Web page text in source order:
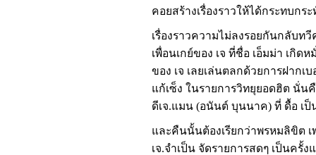
คอยสร้างเรื่องราวให้ได้กระทบกร
เรื่องราวความไม่ลงรอยกันกลับท
เพื่อนเกย์ของ เจ ที่ชื่อ เอ็มม่า เกิด
ของ เจ เลยเล่นตลกด้วยการฝากเบ
แก้เซ็ง ในรายการวิทยุยอดฮิต นั่น
ดีเจ.แมน (อนันต์ บุนนาค) ที่ ดื้อ เป็
และคืนนั้นต้องเรียกว่าพรหมลิขิต
เจ.จำเป็น จัดรายการสดๆ เป็นครั้